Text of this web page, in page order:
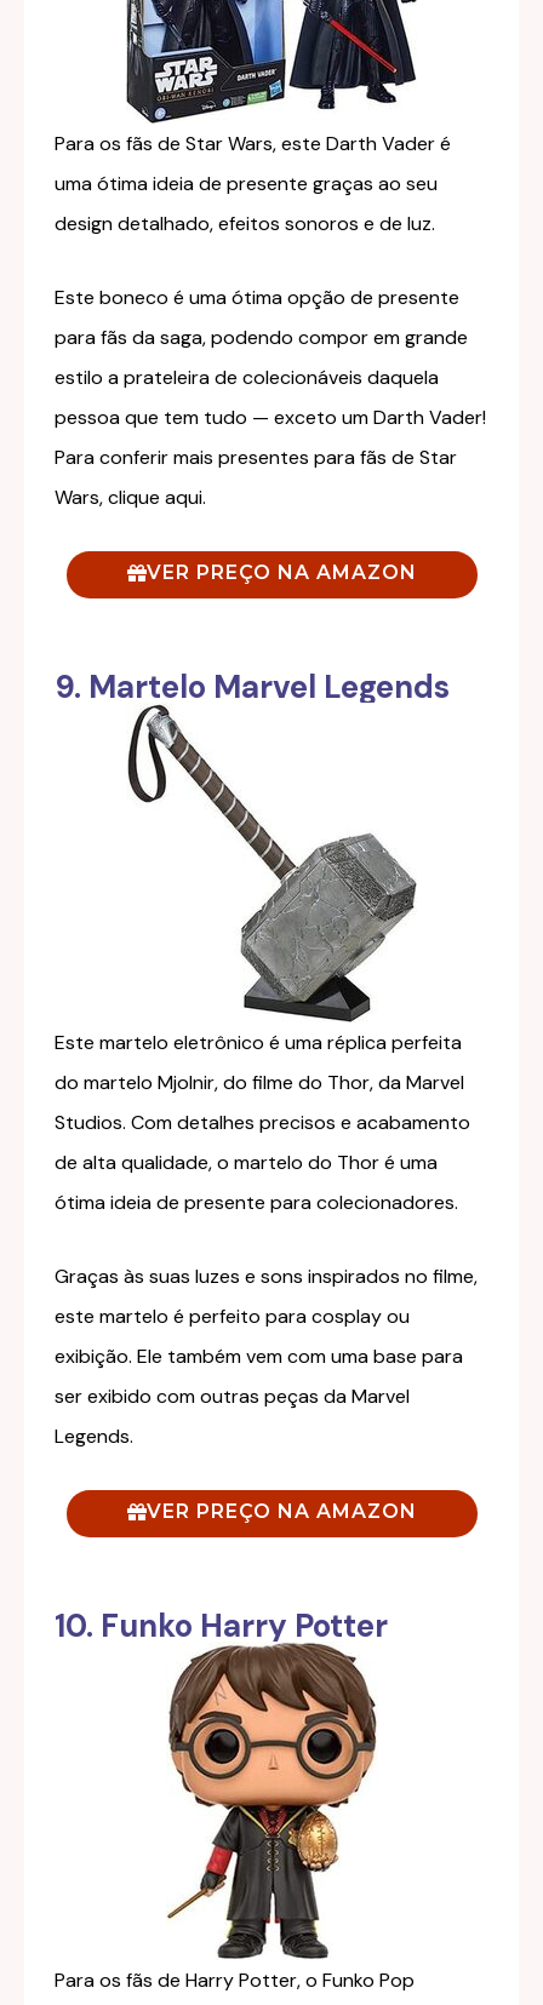
Para os fãs de Star Wars, este Darth Vader é
uma ótima ideia de presente graças ao seu
design detalhado, efeitos sonoros e de luz.
Este boneco é uma ótima opção de presente
para fãs da saga, podendo compor em grande
estilo a prateleira de colecionáveis daquela
pessoa que tem tudo — exceto um Darth Vader!
Para conferir mais presentes para fãs de Star
Wars,clique aqui.
VER PREÇO NA AMAZON
9. Martelo Marvel Legends
Este martelo eletrônico é uma réplica perfeita
do martelo Mjolnir, do filme do Thor, da Marvel
Studios. Com detalhes precisos e acabamento
de alta qualidade, o martelo do Thor é uma
ótima ideia de presente para colecionadores.
Graças às suas luzes e sons inspirados no filme,
este martelo é perfeito para cosplay ou
exibição. Ele também vem com uma base para
ser exibido com outras peças da Marvel
Legends.
VER PREÇO NA AMAZON
10. Funko Harry Potter
Para os fãs de Harry Potter, o Funko Pop